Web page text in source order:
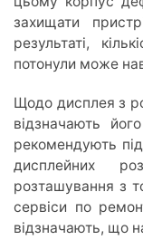
захищати
результаті,
потонули може
Щодо дисплея з
відзначають
рекомендують
дисплейних
розташування з
сервіси по
відзначають, що